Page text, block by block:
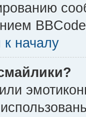
к началу